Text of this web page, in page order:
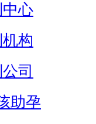
中心
构
司
助孕